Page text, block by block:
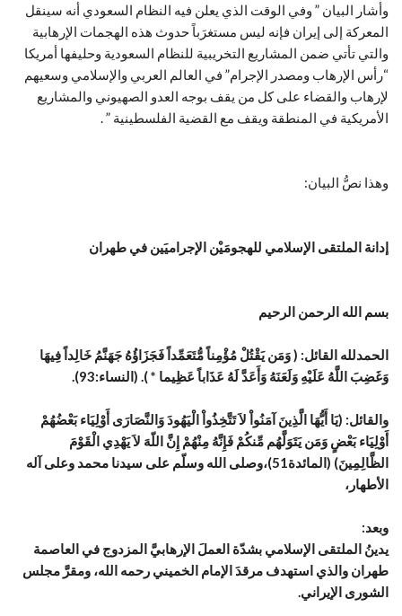
وأشار البيان ” وفي الوقت الذي يعلن فيه النظام السعودي أنه سينقل
المعركة إلى إيران فإنه ليس مستغرَباً حدوث هذه الهجمات الإرهابية
والتي تأتي ضمن المشاريع التخريبية للنظام السعودية وحليفها أمريكا
“رأس الإرهاب ومصدر الإجرام” في العالم العربي والإسلامي وسعيهم
لإرهاب والقضاء على كل من يقف بوجه العدو الصهيوني والمشاريع
الأمريكية في المنطقة ويقف مع القضية الفلسطينية ” .
وهذا نصُّ البيان:
إدانة الملتقى الإسلامي للهجومَيْن الإجراميَين في طهران
بسم الله الرحمن الرحيم
الحمدلله القائل: ( وَمَن يَقْتُلْ مُؤْمِناً مُّتَعَمِّداً فَجَزَاؤُهُ جَهَنَّمُ خَالِداً فِيهَا
وَغَضِبَ اللَّهُ عَلَيْهِ وَلَعَنَهُ وَأَعَدَّ لَهُ عَذَاباً عَظِيما * ). (النساء:93).
والقائل: (يَا أَيُّهَا الَّذِينَ آمَنُواْ لاَ تَتَّخِذُواْ الْيَهُودَ وَالنَّصَارَى أَوْلِيَاء بَعْضُهُمْ
أَوْلِيَاء بَعْضٍ وَمَن يَتَوَلَّهُم مِّنكُمْ فَإِنَّهُ مِنْهُمْ إِنَّ اللّهَ لاَ يَهْدِي الْقَوْمَ
الظَّالِمِينَ) (المائدة51)،وصلى الله وسلّم على سيدنا محمد وعلى آله
الأطهار،
وبعد:
يدينُ الملتقى الإسلامي بشدّة العملَ الإرهابيَّ المزدوج في العاصمة
طهران والذي استهدف مرقدَ الإمام الخميني رحمه الله، ومقرَّ مجلس
الشورى الإيراني.